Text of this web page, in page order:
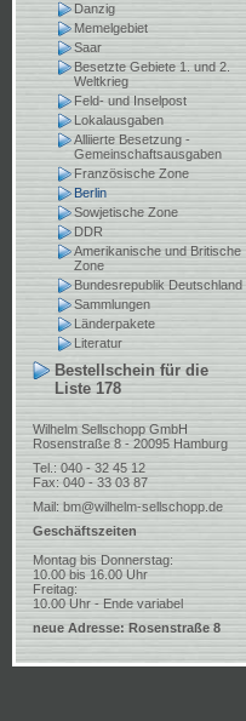
Danzig
Memelgebiet
Saar
Besetzte Gebiete 1. und 2.
Weltkrieg
Feld- und Inselpost
Lokalausgaben
Alliierte Besetzung -
Gemeinschaftsausgaben
Französische Zone
Berlin
Sowjetische Zone
DDR
Amerikanische und Britische
Zone
Bundesrepublik Deutschland
Sammlungen
Länderpakete
Literatur
Bestellschein für die
Liste 178
Wilhelm Sellschopp GmbH
Rosenstraße 8 - 20095 Hamburg
Tel.: 040 - 32 45 12
Fax: 040 - 33 03 87
Mail: bm@wilhelm-sellschopp.de
Geschäftszeiten
Montag bis Donnerstag:
10.00 bis 16.00 Uhr
Freitag:
10.00 Uhr - Ende variabel
neue Adresse: Rosenstraße 8